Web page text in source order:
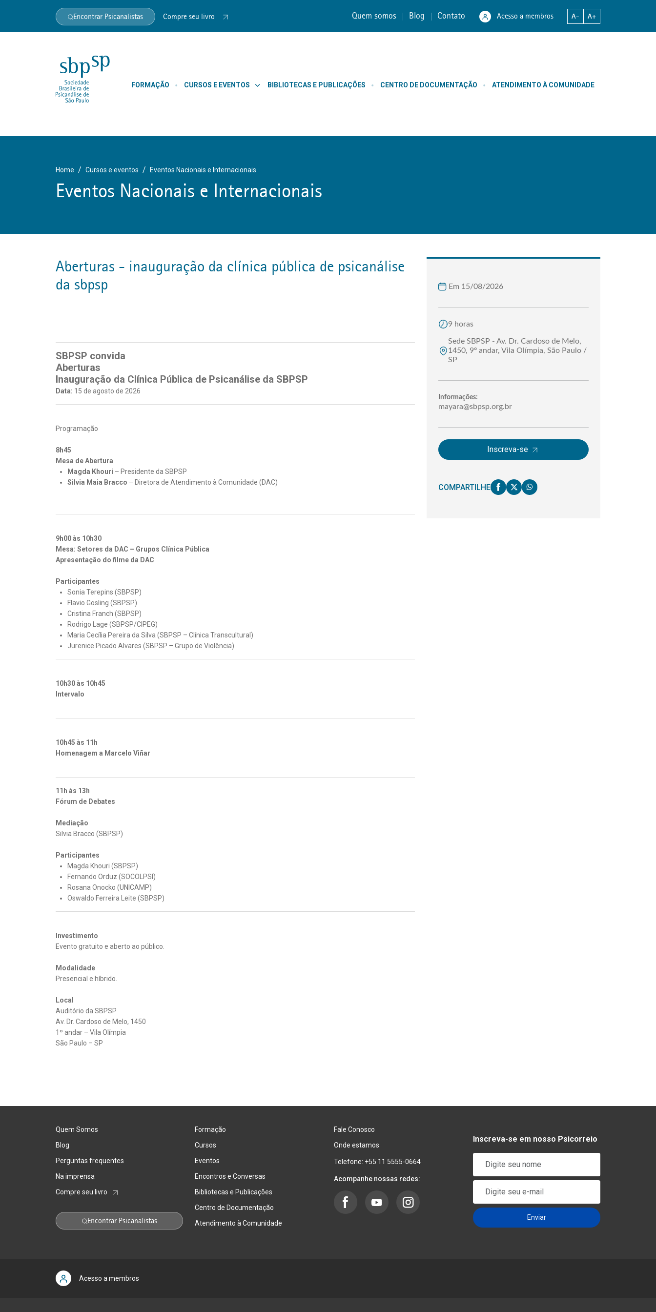
Encontrar Psicanalistas Compre seu livro Quem somos Blog Contato Acesso a membros A- A+
FORMAÇÃO CURSOS E EVENTOS BIBLIOTECAS E PUBLICAÇÕES CENTRO DE DOCUMENTAÇÃO ATENDIMENTO À COMUNIDADE
Home Cursos e eventos Eventos Nacionais e Internacionais
Eventos Nacionais e Internacionais
aberturas - inauguração da clínica pública de psicanálise
da sbpsp
SBPSP convida
Aberturas
Inauguração da Clínica Pública de Psicanálise da SBPSP
Data: 15 de agosto de 2026
Programação
8h45
Mesa de Abertura
Magda Khouri – Presidente da SBPSP
Silvia Maia Bracco – Diretora de Atendimento à Comunidade (DAC)
9h00 às 10h30
Mesa: Setores da DAC – Grupos Clínica Pública
Apresentação do filme da DAC
Participantes
Sonia Terepins (SBPSP)
Flavio Gosling (SBPSP)
Cristina Franch (SBPSP)
Rodrigo Lage (SBPSP/CIPEG)
Maria Cecília Pereira da Silva (SBPSP – Clínica Transcultural)
Jurenice Picado Alvares (SBPSP – Grupo de Violência)
10h30 às 10h45
Intervalo
10h45 às 11h
Homenagem a Marcelo Viñar
11h às 13h
Fórum de Debates
Mediação
Silvia Bracco (SBPSP)
Participantes
Magda Khouri (SBPSP)
Fernando Orduz (SOCOLPSI)
Rosana Onocko (UNICAMP)
Oswaldo Ferreira Leite (SBPSP)
Investimento
Evento gratuito e aberto ao público.
Modalidade
Presencial e híbrido.
Local
Auditório da SBPSP
Av. Dr. Cardoso de Melo, 1450
1º andar – Vila Olímpia
São Paulo – SP
Em 15/08/2026
9 horas
Sede SBPSP - Av. Dr. Cardoso de Melo,
1450, 9º andar, Vila Olímpia, São Paulo /
SP
Informações:
mayara@sbpsp.org.br
Inscreva-se
COMPARTILHE
Quem Somos
Blog
Perguntas frequentes
Na imprensa
Compre seu livro
Encontrar Psicanalistas
Formação
Cursos
Eventos
Encontros e Conversas
Bibliotecas e Publicações
Centro de Documentação
Atendimento à Comunidade
Fale Conosco
Onde estamos
Telefone: +55 11 5555-0664
Acompanhe nossas redes:
Inscreva-se em nosso Psicorreio
Acesso a membros